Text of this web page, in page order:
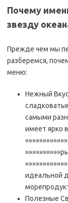
Почему
звезду
Прежде чем мы
разберемся,
меню:
Нежный
самыми
имеет ярко
идеальной
Полезные